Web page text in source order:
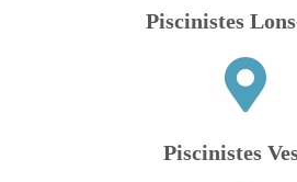
Piscinistes
Piscinistes